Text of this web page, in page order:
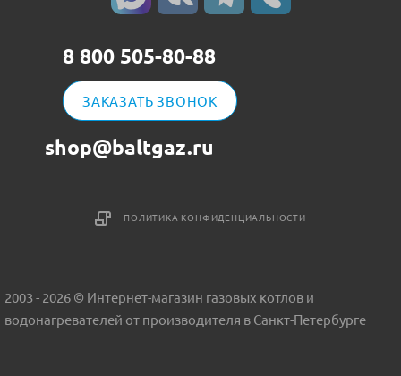
8 800 505-80-88
ЗАКАЗАТЬ ЗВОНОК
shop@baltgaz.ru
ПОЛИТИКА КОНФИДЕНЦИАЛЬНОСТИ
2003 - 2026 © Интернет-магазин газовых котлов и
водонагревателей от производителя в Санкт-Петербурге